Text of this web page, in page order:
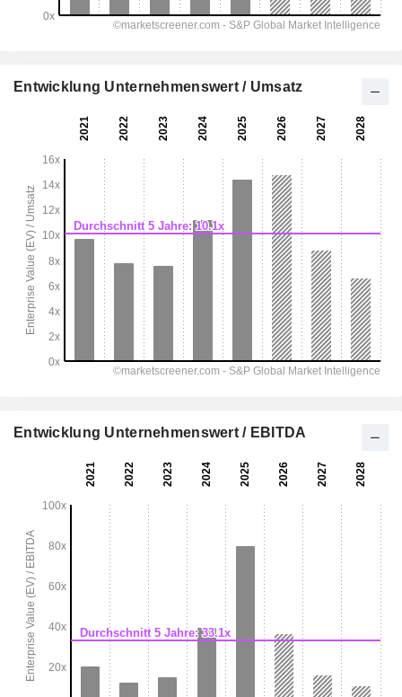
Entwicklung Unternehmenswert / Umsatz
Entwicklung Unternehmenswert / EBITDA